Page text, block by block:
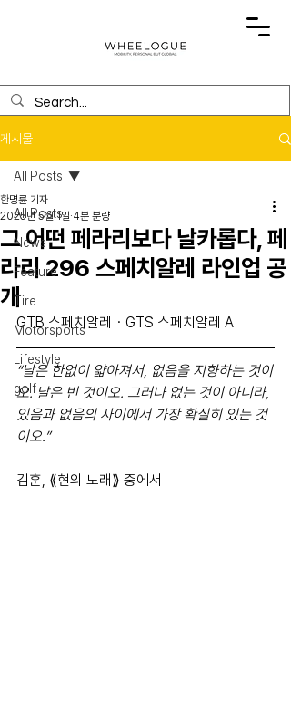
게시물
All Posts
News
Feature
Tire
Motorsports
Lifestyle
golf
All Posts
그 어떤 페라리보다 날카롭다, 페
라리 296 스페치알레 라인업 공
개
한명륜 기자
2025년 5월 1일 4분 분량
GTB 스페치알레・GTS 스페치알레 A
“날은 한없이 얇아져서, 없음을 지향하는 것이
오. 날은 빈 것이오. 그러나 없는 것이 아니라,
있음과 없음의 사이에서 가장 확실히 있는 것
이오.”
김훈, ⟪현의 노래⟫ 중에서